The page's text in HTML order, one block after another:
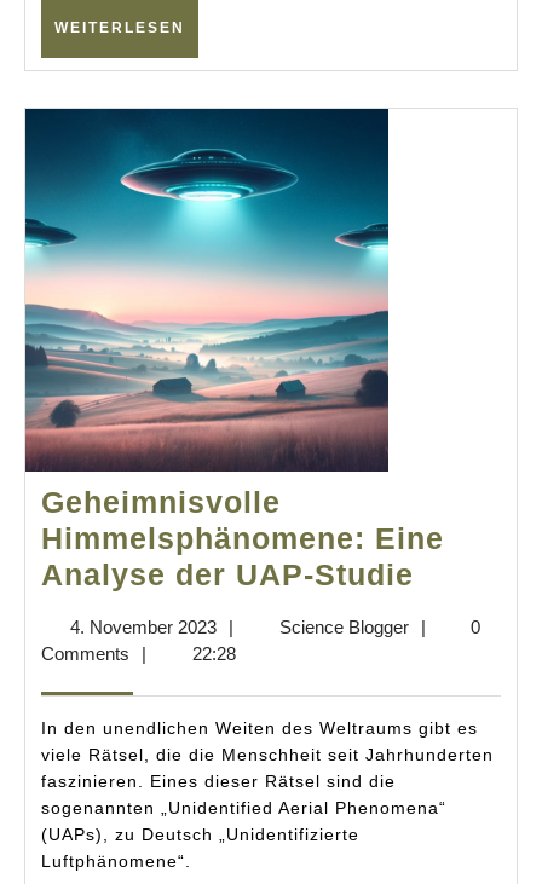
WEITERLESEN
Geheimnisvolle
Himmelsphänomene: Eine
Analyse der UAP-Studie
Eine
der
UAP-
4. November 20234.
November
| Science BloggerScience
|
0
Comments
| 22:28
In den unendlichen Weiten des Weltraums gibt es
viele Rätsel, die die Menschheit seit Jahrhunderten
faszinieren. Eines dieser Rätsel sind die
sogenannten „Unidentified Aerial Phenomena“
(UAPs), zu Deutsch „Unidentifizierte
Luftphänomene“.